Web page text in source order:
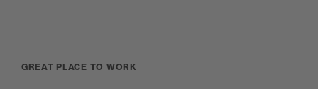
GREAT PLACE TO WORK